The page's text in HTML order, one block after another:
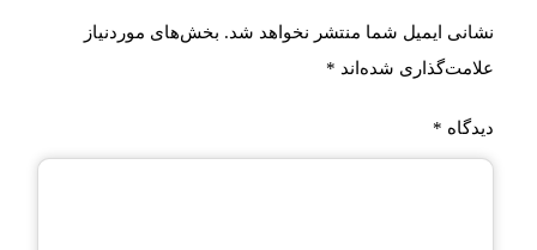
نشانی ایمیل شما منتشر نخواهد شد. بخش‌های موردنیاز
علامت‌گذاری شده‌اند *
دیدگاه *